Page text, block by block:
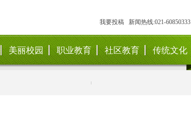
我要投稿 新闻热线:021-60850333
美丽校园 职业教育 社区教育 传统文化